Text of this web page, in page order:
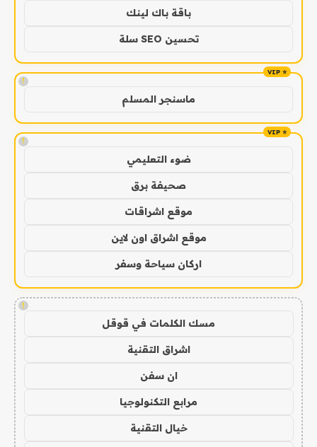
باقة باك لينك
تحسين SEO سلة
!
ماسنجر المسلم
!
ضوء التعليمي
صحيفة برق
موقع اشراقات
موقع اشراق اون لاين
اركان سياحة وسفر
!
مسك الكلمات في قوقل
اشراق التقنية
ان سفن
مرابع التكنولوجيا
خيال التقنية